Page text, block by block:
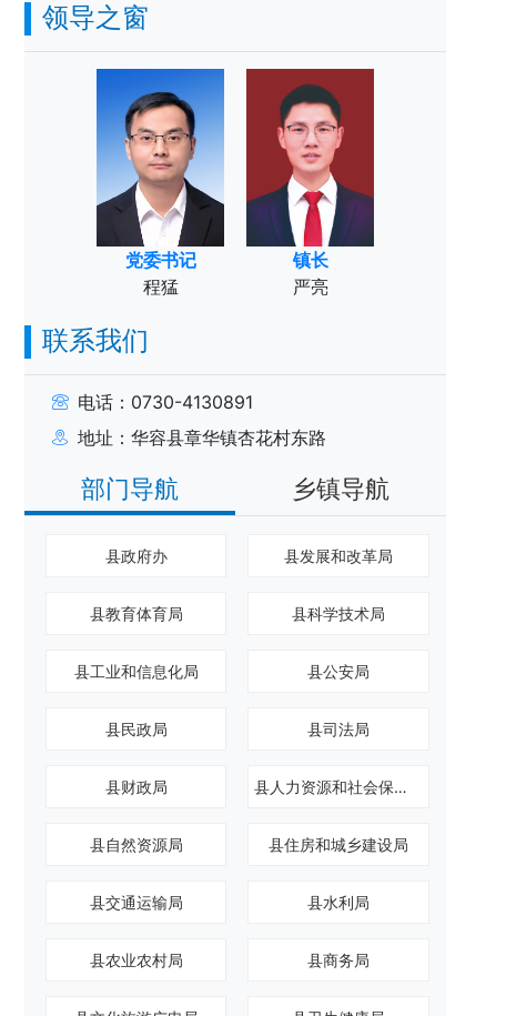
领导之窗
党委书记
程猛
镇长
严亮
联系我们
电话：0730-4130891
地址：华容县章华镇杏花村东路
部门导航 乡镇导航
县政府办 县发展和改革局
县教育体育局 县科学技术局
县工业和信息化局 县公安局
县民政局 县司法局
县财政局 县人力资源和社会保障局
县自然资源局 县住房和城乡建设局
县交通运输局 县水利局
县农业农村局 县商务局